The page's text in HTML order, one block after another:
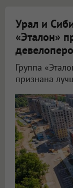
Урал и
«Эталон»
Группа
признана